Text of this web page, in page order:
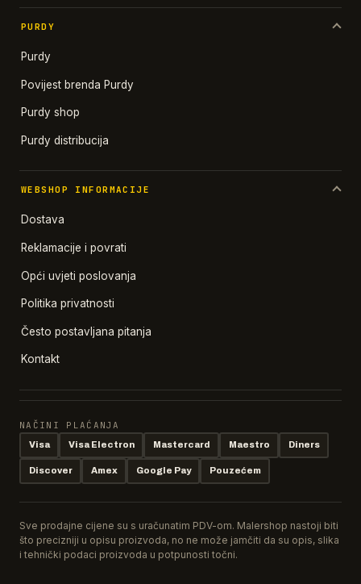
PURDY
Purdy
Povijest brenda Purdy
Purdy shop
Purdy distribucija
WEBSHOP INFORMACIJE
Dostava
Reklamacije i povrati
Opći uvjeti poslovanja
Politika privatnosti
Često postavljana pitanja
Kontakt
NAČINI PLAĆANJA
Visa Visa Electron Mastercard Maestro Diners
Discover Amex Google Pay Pouzećem
Sve prodajne cijene su s uračunatim PDV-om. Malershop nastoji biti
što precizniji u opisu proizvoda, no ne može jamčiti da su opis, slika
i tehnički podaci proizvoda u potpunosti točni.